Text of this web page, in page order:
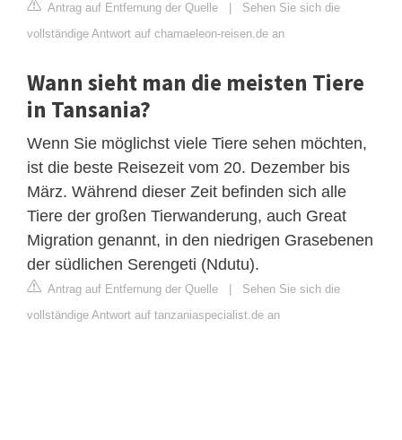
Antrag auf Entfernung der Quelle
Sehen Sie sich die
vollständige Antwort auf chamaeleon-reisen.de an
Wann sieht man die meisten Tiere
in Tansania?
Wenn Sie möglichst viele Tiere sehen möchten,
ist die beste Reisezeit vom 20. Dezember bis
März. Während dieser Zeit befinden sich alle
Tiere der großen Tierwanderung, auch Great
Migration genannt, in den niedrigen Grasebenen
der südlichen Serengeti (Ndutu).
Antrag auf Entfernung der Quelle
Sehen Sie sich die
vollständige Antwort auf tanzaniaspecialist.de an